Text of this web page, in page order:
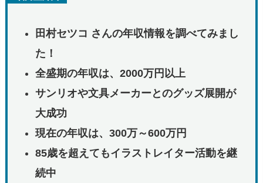
田村セツコ さんの年収情報を調べてみまし
た！
全盛期の年収は、2000万円以上
サンリオや文具メーカーとのグッズ展開が
大成功
現在の年収は、300万～600万円
85歳を超えてもイラストレイター活動を継
続中